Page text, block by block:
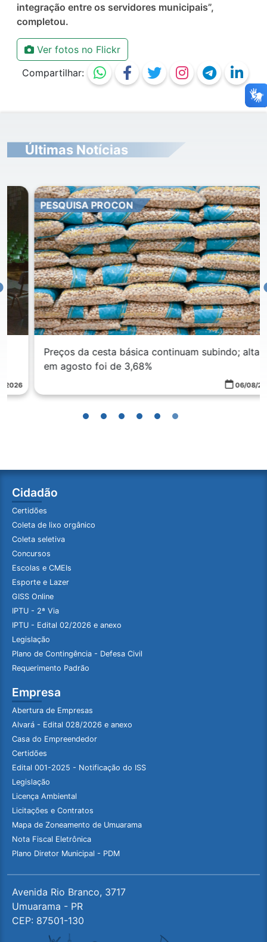
integração entre os servidores municipais”,
completou.
Ver fotos no Flickr
Compartilhar:
Últimas Notícias
PESQUISA PROCON
Preços da cesta básica continuam subindo; alta
em agosto foi de 3,68%
06/08/2026
Cidadão
Certidões
Coleta de lixo orgânico
Coleta seletiva
Concursos
Escolas e CMEIs
Esporte e Lazer
GISS Online
IPTU - 2ª Via
IPTU - Edital 02/2026 e anexo
Legislação
Plano de Contingência - Defesa Civil
Requerimento Padrão
Empresa
Abertura de Empresas
Alvará - Edital 028/2026 e anexo
Casa do Empreendedor
Certidões
Edital 001-2025 - Notificação do ISS
Legislação
Licença Ambiental
Licitações e Contratos
Mapa de Zoneamento de Umuarama
Nota Fiscal Eletrônica
Plano Diretor Municipal - PDM
Avenida Rio Branco, 3717
Umuarama - PR
CEP: 87501-130